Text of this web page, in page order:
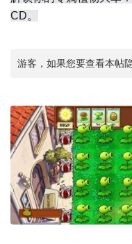
CD。
游客，如果您要查看本帖